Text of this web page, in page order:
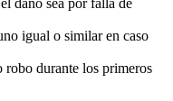
daño sea por falla de
igual o similar en caso
robo durante los primeros